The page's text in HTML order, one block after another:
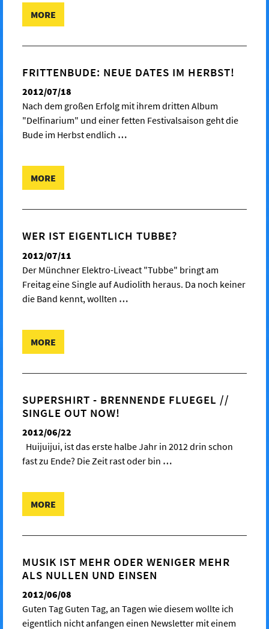
MORE
FRITTENBUDE: NEUE DATES IM HERBST!
2012/07/18
Nach dem großen Erfolg mit ihrem dritten Album
"Delfinarium" und einer fetten Festivalsaison geht die
Bude im Herbst endlich …
MORE
WER IST EIGENTLICH TUBBE?
2012/07/11
Der Münchner Elektro-Liveact "Tubbe" bringt am
Freitag eine Single auf Audiolith heraus. Da noch keiner
die Band kennt, wollten …
MORE
SUPERSHIRT - BRENNENDE FLUEGEL //
SINGLE OUT NOW!
2012/06/22
Huijuijui, ist das erste halbe Jahr in 2012 drin schon
fast zu Ende? Die Zeit rast oder bin …
MORE
MUSIK IST MEHR ODER WENIGER MEHR
ALS NULLEN UND EINSEN
2012/06/08
Guten Tag Guten Tag, an Tagen wie diesem wollte ich
eigentlich nicht anfangen einen Newsletter mit einem